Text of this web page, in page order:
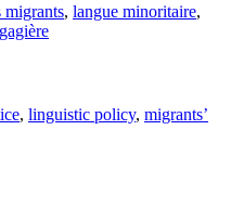
migrants, langue minoritaire,
, linguistic policy, migrants’